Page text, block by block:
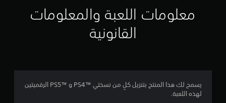
ي
5
معلومات اللعبة والمعلومات
القانونية
يسمح لك هذا المنتج بتنزيل كلٍ من نسختي PS4™‎ و PS5™‎ الرقميتين
لهذه اللعبة.